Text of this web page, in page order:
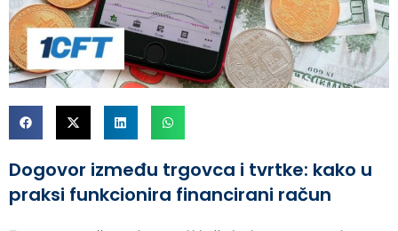
Dogovor između trgovca i tvrtke: kako u
praksi funkcionira financirani račun